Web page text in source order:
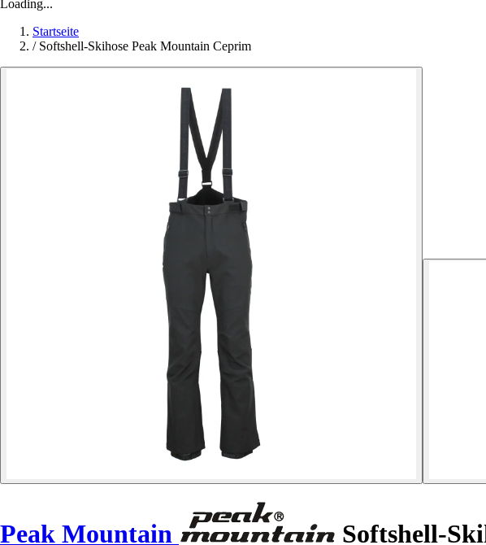
Loading...
Startseite
/ Softshell-Skihose Peak Mountain Ceprim
Peak Mountain Softshell-